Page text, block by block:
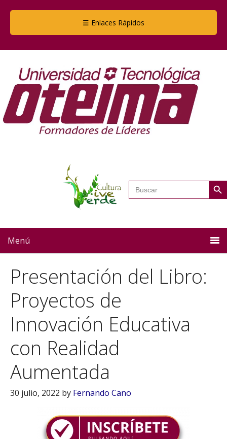
☰ Enlaces Rápidos
Buscar: Botón
Menú
Presentación del Libro:
Proyectos de
Innovación Educativa
con Realidad
Aumentada
30 julio, 2022 by Fernando Cano